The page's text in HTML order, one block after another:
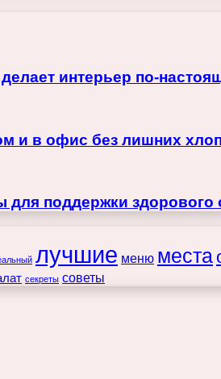
интерьер по-
и в офис без лишних
поддержки здорового
лучшие меню места
секреты советы